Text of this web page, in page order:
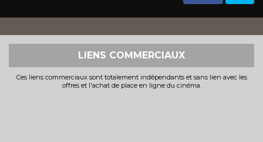
LIENS COMMERCIAUX
Ces liens commerciaux sont totalement indépendants et sans lien avec les
offres et l'achat de place en ligne du cinéma.